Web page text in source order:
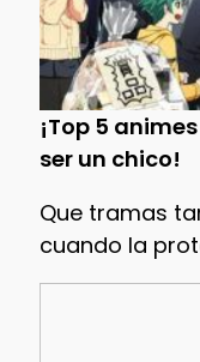
¡Top 5
ser un chico!
Que tramas
cuando la